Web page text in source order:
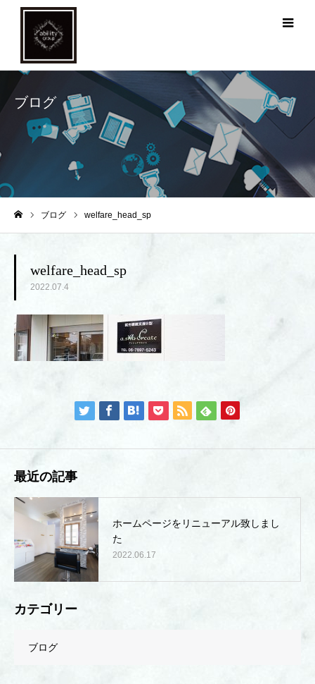
ブログ
ブログ welfare_head_sp
welfare_head_sp
2022.07.4
最近の記事
ホームページをリニューアル致しまし
た
2022.06.17
カテゴリー
ブログ